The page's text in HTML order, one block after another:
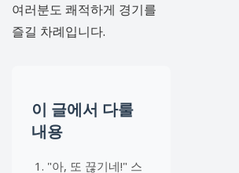
여러분도 쾌적하게 경기를
즐길 차례입니다.
이 글에서 다룰
내용
"아, 또 끊기네!" 스